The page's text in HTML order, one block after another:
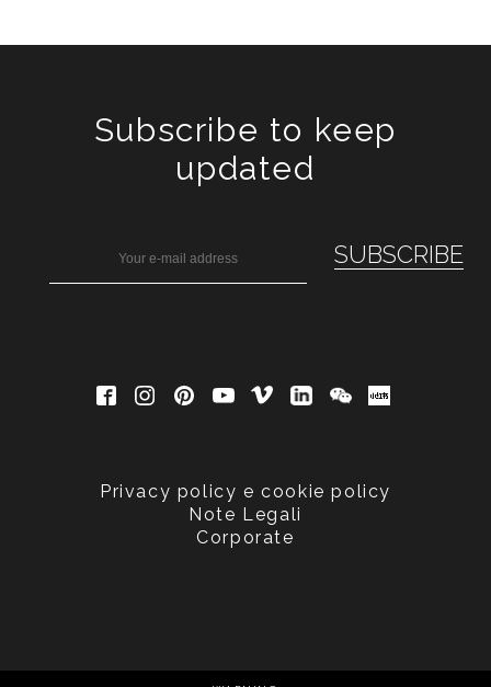
Subscribe to keep
updated
Privacy policy e cookie policy
Note Legali
Corporate